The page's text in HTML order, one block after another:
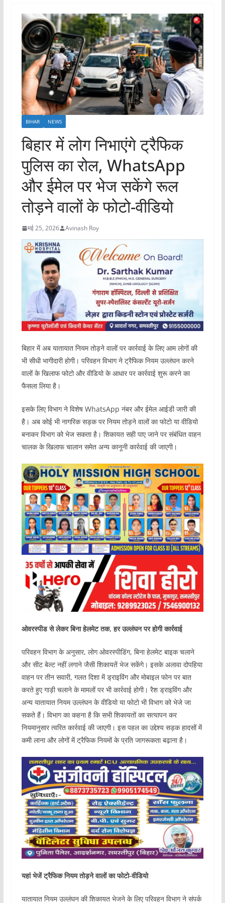
BIHAR NEWS
बिहार में लोग निभाएंगे ट्रैफिक
पुलिस का रोल, WhatsApp
और ईमेल पर भेज सकेंगे रूल
तोड़ने वालों के फोटो-वीडियो
मई 25, 2026 Avinash Roy
बिहार में अब यातायात नियम तोड़ने वालों पर कार्रवाई के लिए आम लोगों की
भी सीधी भागीदारी होगी। परिवहन विभाग ने ट्रैफिक नियम उल्लंघन करने
वालों के खिलाफ फोटो और वीडियो के आधार पर कार्रवाई शुरू करने का
फैसला लिया है।
इसके लिए विभाग ने विशेष WhatsApp नंबर और ईमेल आईडी जारी की
है। अब कोई भी नागरिक सड़क पर नियम तोड़ने वालों का फोटो या वीडियो
बनाकर विभाग को भेज सकता है। शिकायत सही पाए जाने पर संबंधित वाहन
चालक के खिलाफ चालान समेत अन्य कानूनी कार्रवाई की जाएगी।
ओवरस्पीड से लेकर बिना हेलमेट तक, हर उल्लंघन पर होगी कार्रवाई
परिवहन विभाग के अनुसार, लोग ओवरस्पीडिंग, बिना हेलमेट बाइक चलाने
और सीट बेल्ट नहीं लगाने जैसी शिकायतें भेज सकेंगे। इसके अलावा दोपहिया
वाहन पर तीन सवारी, गलत दिशा में ड्राइविंग और मोबाइल फोन पर बात
करते हुए गाड़ी चलाने के मामलों पर भी कार्रवाई होगी। रैश ड्राइविंग और
अन्य यातायात नियम उल्लंघन के वीडियो या फोटो भी विभाग को भेजे जा
सकते हैं। विभाग का कहना है कि सभी शिकायतों का सत्यापन कर
नियमानुसार त्वरित कार्रवाई की जाएगी। इस पहल का उद्देश्य सड़क हादसों में
कमी लाना और लोगों में ट्रैफिक नियमों के प्रति जागरूकता बढ़ाना है।
यहां भेजें ट्रैफिक नियम तोड़ने वालों का फोटो-वीडियो
यातायात नियम उल्लंघन की शिकायत भेजने के लिए परिवहन विभाग ने संपर्क